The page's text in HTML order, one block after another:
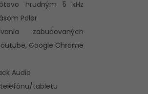
hrudným 5 kHz
Polar
zabudovaných
Google Chrome
Audio
telefónu/tabletu